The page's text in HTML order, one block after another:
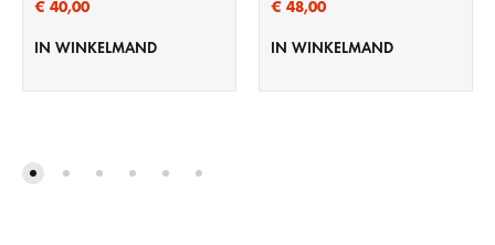
€ 40,00
IN WINKELMAND
€ 48,00
IN WINKELMAND